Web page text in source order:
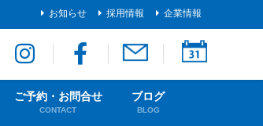
お知らせ 採用情報 企業情報
ご予約・お問合せ
CONTACT
ブログ
BLOG